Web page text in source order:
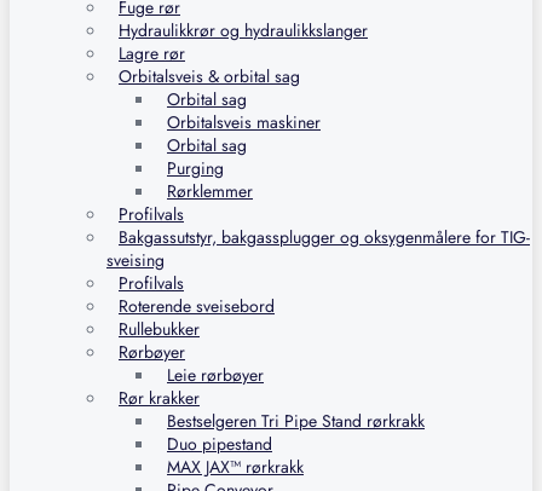
Fuge rør
Hydraulikkrør og hydraulikkslanger
Lagre rør
Orbitalsveis & orbital sag
Orbital sag
Orbitalsveis maskiner
Orbital sag
Purging
Rørklemmer
Profilvals
Bakgassutstyr, bakgassplugger og oksygenmålere for TIG-
sveising
Profilvals
Roterende sveisebord
Rullebukker
Rørbøyer
Leie rørbøyer
Rør krakker
Bestselgeren Tri Pipe Stand rørkrakk
Duo pipestand
MAX JAX™ rørkrakk